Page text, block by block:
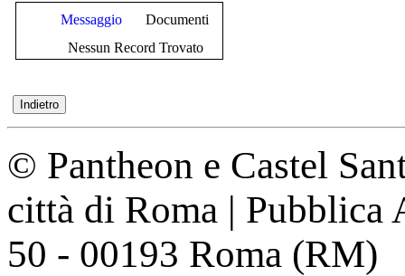
Messaggio
Documenti
Nessun Record Trovato
© Pantheon e Castel
città di Roma | Pubblica
50 - 00193 Roma (RM)